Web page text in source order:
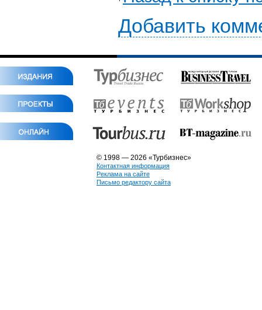
Добавить
© 1998 — 2026 «Турбизнес»
Контактная информация
Реклама на сайте
Письмо редактору сайта